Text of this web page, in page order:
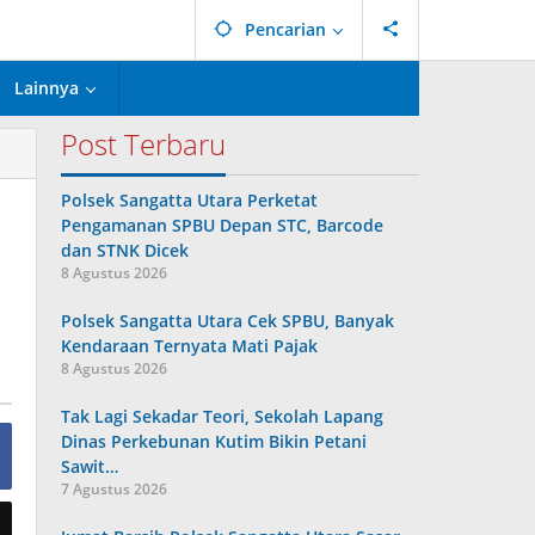
Pencarian
Lainnya
Post Terbaru
Polsek Sangatta Utara Perketat
Pengamanan SPBU Depan STC, Barcode
dan STNK Dicek
8 Agustus 2026
Polsek Sangatta Utara Cek SPBU, Banyak
Kendaraan Ternyata Mati Pajak
8 Agustus 2026
Tak Lagi Sekadar Teori, Sekolah Lapang
Dinas Perkebunan Kutim Bikin Petani
Sawit…
7 Agustus 2026